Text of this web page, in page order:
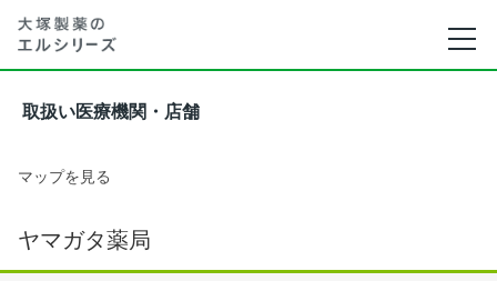
取扱い医療機関・店舗
マップを見る
ヤマガタ薬局